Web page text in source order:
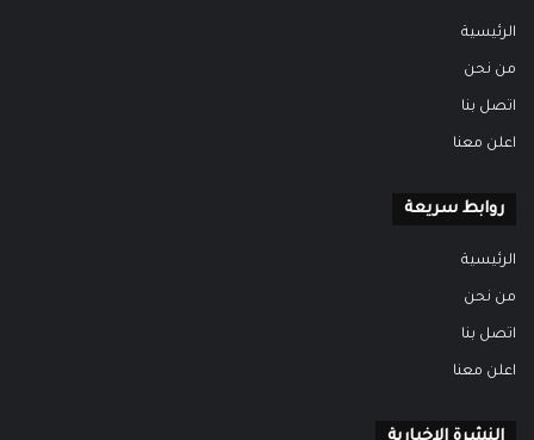
الرئيسية
من نحن
اتصل بنا
اعلن معنا
روابط سريعة
الرئيسية
من نحن
اتصل بنا
اعلن معنا